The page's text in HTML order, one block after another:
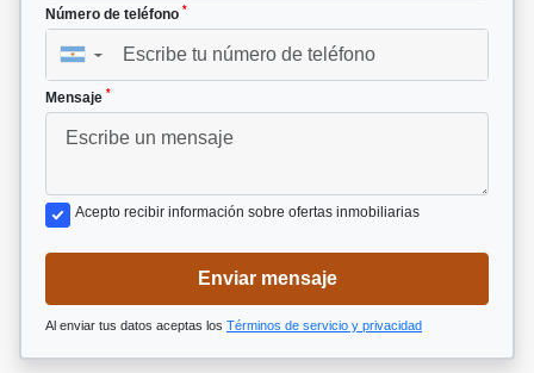
Número de teléfono *
▼
Mensaje *
Acepto recibir información sobre ofertas inmobiliarias
Enviar mensaje
Al enviar tus datos aceptas los Términos de servicio y privacidad